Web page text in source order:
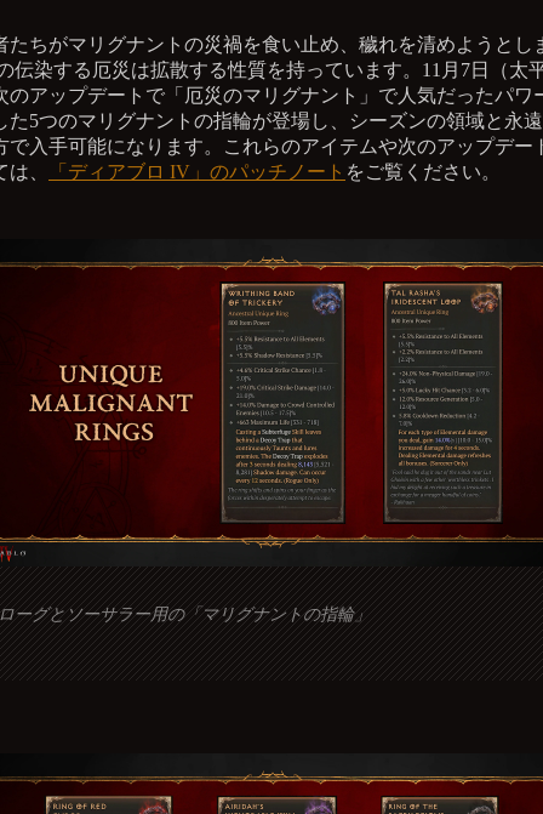
たちがマリグナントの災禍を食い止め、穢れを清めようとし
伝染する厄災は拡散する性質を持っています。11月7日（太
のアップデートで「厄災のマリグナント」で人気だったパワ
た5つのマリグナントの指輪が登場し、シーズンの領域と永
で入手可能になります。これらのアイテムや次のアップデー
、
「ディアブロ IV」のパッチノート をご覧ください。
ーグとソーサラー用の「マリグナントの指輪」